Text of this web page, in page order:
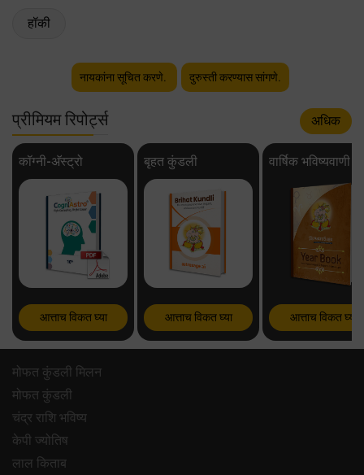
हॉकी
नायकांना सूचित करणे. दुरुस्ती करण्यास सांगणे.
प्रीमियम रिपोर्ट्स अधिक
कॉग्नी-अ‍ॅस्ट्रो
आत्ताच विकत घ्या
बृहत कुंडली
आत्ताच विकत घ्या
वार्षिक भविष्यवाणी
आत्ताच विकत घ्या
मोफत कुंडली मिलन
मोफत कुंडली
चंद्र राशि भविष्य
केपी ज्योतिष
लाल किताब